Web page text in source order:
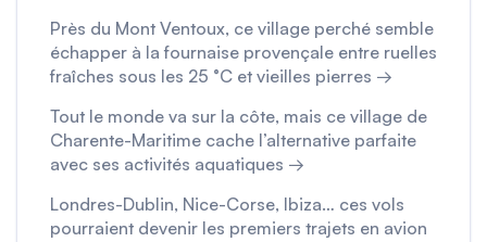
Près du Mont Ventoux, ce village perché semble
échapper à la fournaise provençale entre ruelles
fraîches sous les 25 °C et vieilles pierres →
Tout le monde va sur la côte, mais ce village de
Charente-Maritime cache l’alternative parfaite
avec ses activités aquatiques →
Londres-Dublin, Nice-Corse, Ibiza… ces vols
pourraient devenir les premiers trajets en avion